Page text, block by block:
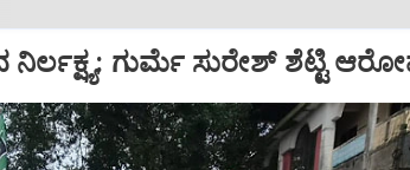
ನಿರ್ಲಕ್ಷ್ಯ: ಗುರ್ಮೆ ಸುರೇಶ್ ಶೆಟ್ಟಿ